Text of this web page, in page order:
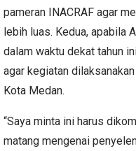
pameran INACRAF agar
lebih luas. Kedua, apabila
dalam waktu dekat tahun
agar kegiatan
Kota Medan.
“Saya minta ini harus
matang mengenai